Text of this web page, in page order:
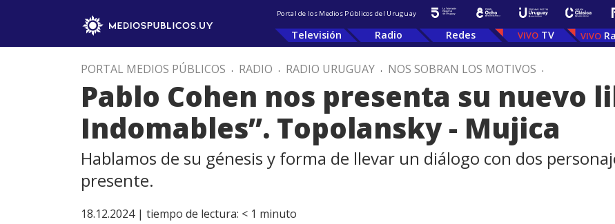
Portal de los Medios Públicos del Uruguay
Televisión Radio Redes TV
PORTAL MEDIOS PÚBLICOS . RADIO . RADIO URUGUAY . NOS SOBRAN LOS MOTIVOS .
Pablo Cohen nos presenta su nuevo
Indomables”. Topolansky - Mujica
Hablamos de su génesis y forma de llevar un diálogo con dos
presente.
18.12.2024 | tiempo de lectura: < 1 minuto